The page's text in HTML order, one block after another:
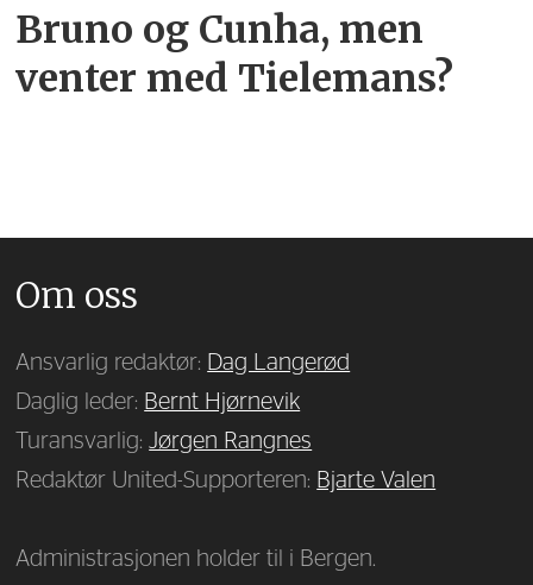
Bruno og Cunha, men
venter med Tielemans?
Om oss
Ansvarlig redaktør: Dag Langerød
Daglig leder: Bernt Hjørnevik
Turansvarlig:Jørgen Rangnes
Redaktør United-Supporteren: Bjarte Valen
Administrasjonen holder til i Bergen.